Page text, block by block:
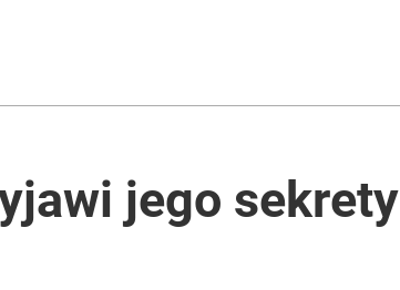
jego sekrety